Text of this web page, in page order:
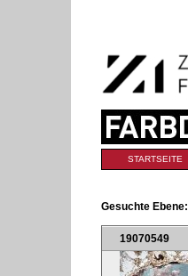
Navigation
Sektionen
STARTSEITE
Gesuchte Ebene:
19070549